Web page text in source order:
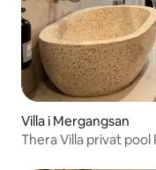
Villa i Mergangsan
Thera Villa privat